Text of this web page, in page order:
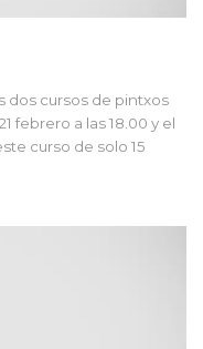
dos cursos de pintxos
febrero a las 18.00 y el
curso de solo 15